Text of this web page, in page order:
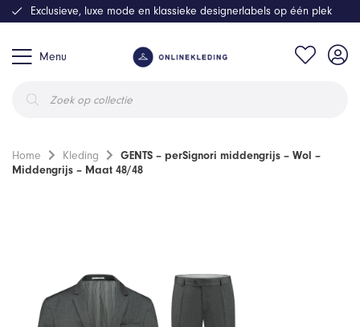
Menu
zoeken
Exclusieve, luxe mode en klassieke designerlabels op één plek
Home Kleding
GENTS – perSignori middengrijs – Wol –
Middengrijs – Maat 48/48